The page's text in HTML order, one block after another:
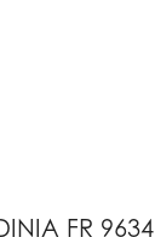
FR 9634